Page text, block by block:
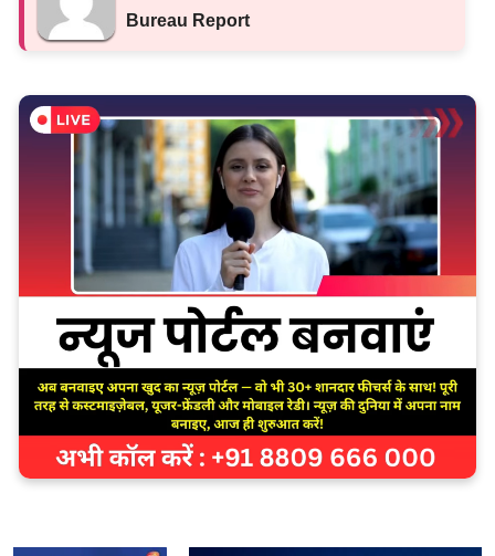
Bureau Report